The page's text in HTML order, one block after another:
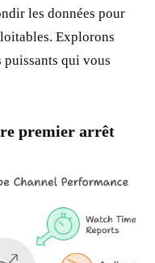
les données pour
Explorons
qui vous
premier arrêt